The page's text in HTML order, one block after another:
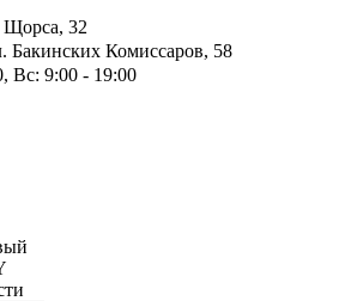
Щорса, 32
Бакинских Комиссаров, 58
Вс: 9:00 - 19:00